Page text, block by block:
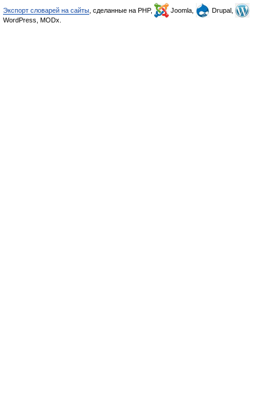
Экспорт словарей на сайты , сделанные на PHP, Joomla,
Drupal,
WordPress, MODx.